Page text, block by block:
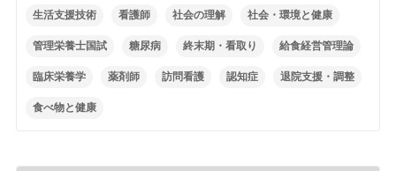
生活支援技術 看護師 社会の理解 社会・環境と健康
管理栄養士国試 糖尿病 終末期・看取り 給食経営管理論
臨床栄養学 薬剤師 訪問看護 認知症 退院支援・調整
食べ物と健康